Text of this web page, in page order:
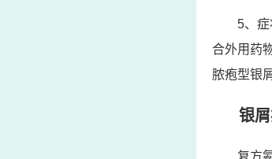
5、
合外用药
脓疱型银
银
复方